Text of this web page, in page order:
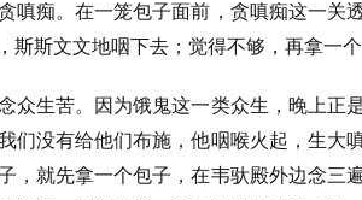
嗔痴。在一笼包子面前，贪嗔痴这一关
斯文文地咽下去；觉得不够，再拿一个
众生苦。因为饿鬼这一类众生，晚上正
们没有给他们布施，他咽喉火起，生大
，就先拿一个包子，在韦驮殿外边念三